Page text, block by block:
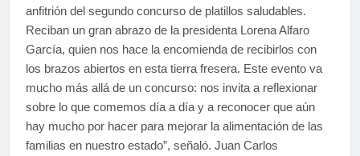
anfitrión del segundo concurso de platillos saludables.
Reciban un gran abrazo de la presidenta Lorena Alfaro
García, quien nos hace la encomienda de recibirlos con
los brazos abiertos en esta tierra fresera. Este evento va
mucho más allá de un concurso: nos invita a reflexionar
sobre lo que comemos día a día y a reconocer que aún
hay mucho por hacer para mejorar la alimentación de las
familias en nuestro estado”, señaló. Juan Carlos